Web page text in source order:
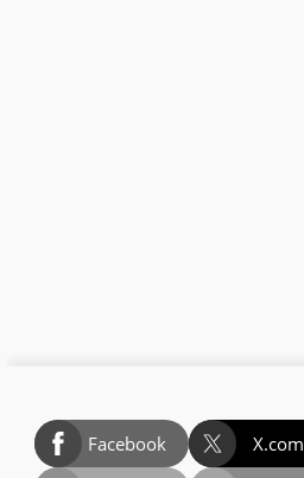
Facebook X.com